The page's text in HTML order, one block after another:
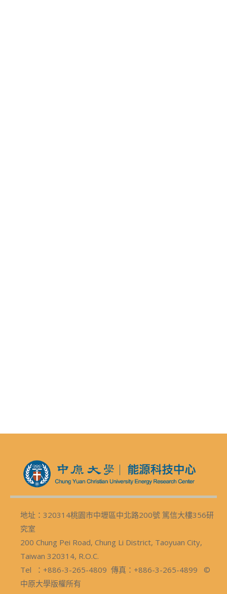
地址：320314桃園市中壢區中北路200號 篤信大樓356研
究室
200 Chung Pei Road, Chung Li District, Taoyuan City,
Taiwan 320314, R.O.C.
Tel ：+886-3-265-4809 傳真：+886-3-265-4899 ©
中原大學版權所有